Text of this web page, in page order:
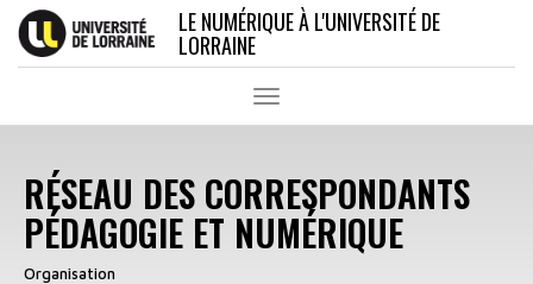
Aller
au
contenu
LE NUMÉRIQUE À L'UNIVERSITÉ DE
LORRAINE
Toggle
navigation
RÉSEAU DES CORRESPONDANTS
PÉDAGOGIE ET NUMÉRIQUE
Organisation